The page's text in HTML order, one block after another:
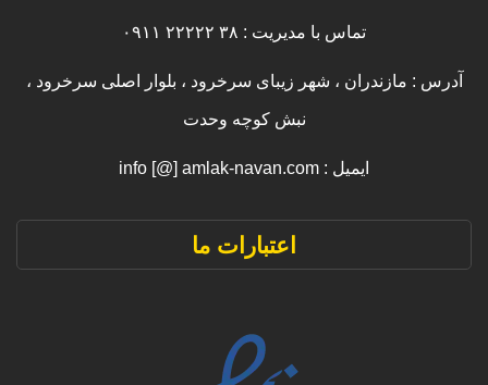
تماس با مدیریت : ۳۸ ۲۲۲۲۲ ۰۹۱۱
آدرس : مازندران ، شهر زیبای سرخرود ، بلوار اصلی سرخرود ،
نبش کوچه وحدت
ایمیل : info [@] amlak-navan.com
اعتبارات ما